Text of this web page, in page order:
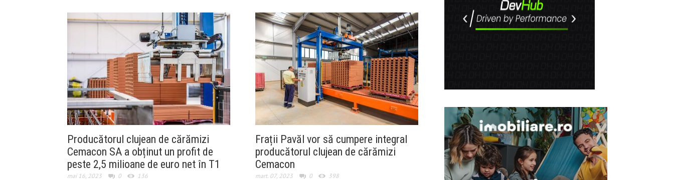
Producătorul clujean de cărămizi
Cemacon SA a obținut un profit de
peste 2,5 milioane de euro net în T1
mai 16, 2023 0 136
Frații Pavăl vor să cumpere integral
producătorul clujean de cărămizi
Cemacon
mart. 07, 2023 0 398